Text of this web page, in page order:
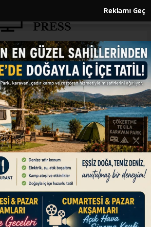
Reklamı Geç
dünyaya ortalama
dolara mal oluyor
TEKNOLOJİ
- 21:17, Güncelleme: 07.04.2025 - 21:17
Senad Aruc, yapay zeka
veri ihlali sorununun daha
geldiğini belirterek, "Bir veri
genelindeki ortalama maliyeti
dolar seviyesinde." dedi.